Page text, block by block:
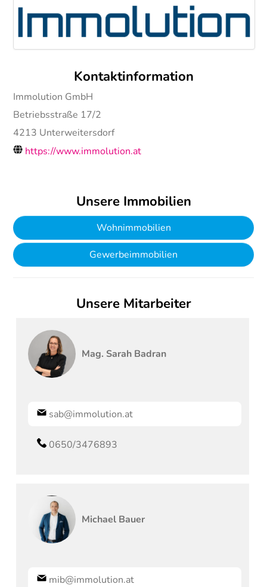
Kontaktinformation
Immolution GmbH
Betriebsstraße 17/2
4213 Unterweitersdorf
https://www.immolution.at
Unsere Immobilien
Wohnimmobilien
Gewerbeimmobilien
Unsere Mitarbeiter
Mag. Sarah Badran
sab@immolution.at
0650/3476893
Michael Bauer
mib@immolution.at